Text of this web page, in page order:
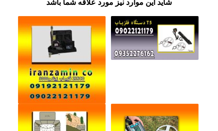
شاید این موارد نیز مورد علاقه شما باشد